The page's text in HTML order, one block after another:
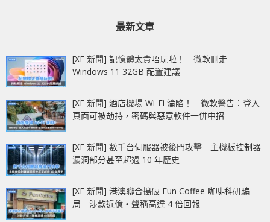
最新文章
[XF 新聞] 記憶體太貴唔玩啦！ 微軟刪走
Windows 11 32GB 配置建議
[XF 新聞] 酒店機場 Wi-Fi 淪陷！ 微軟警告：登入
頁面可被劫持，密碼與惡意軟件一併中招
[XF 新聞] 數千台伺服器被後門攻擊 主機板控制器
漏洞部分甚至超過 10 年歷史
[XF 新聞] 港澳聯合搗破 Fun Coffee 咖啡科研騙
局 涉款近億‧聲稱高達 4 倍回報